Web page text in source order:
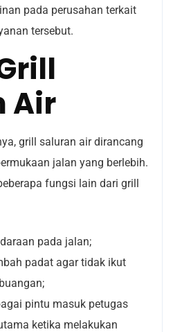
pada perusahan terkait
tersebut.
Air
grill saluran air dirancang
jalan yang berlebih.
fungsi lain dari grill
pada jalan;
padat agar tidak ikut
pintu masuk petugas
ketika melakukan